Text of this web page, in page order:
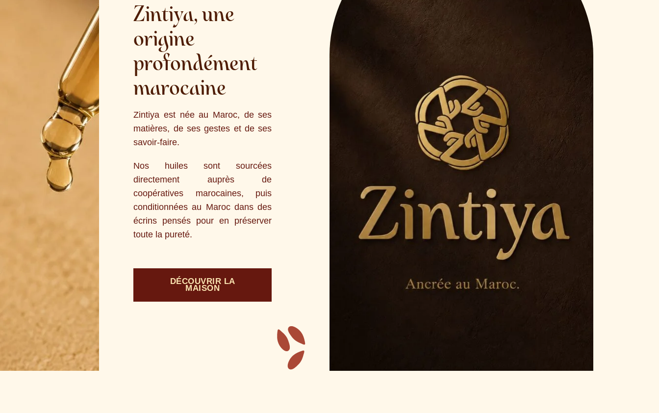
Zintiya, une
origine
profondément
marocaine
Zintiya est née au Maroc, de ses
matières, de ses gestes et de ses
savoir-faire.
Nos huiles sont sourcées
directement auprès de
coopératives marocaines, puis
conditionnées au Maroc dans des
écrins pensés pour en préserver
toute la pureté.
DÉCOUVRIR LA
MAISON